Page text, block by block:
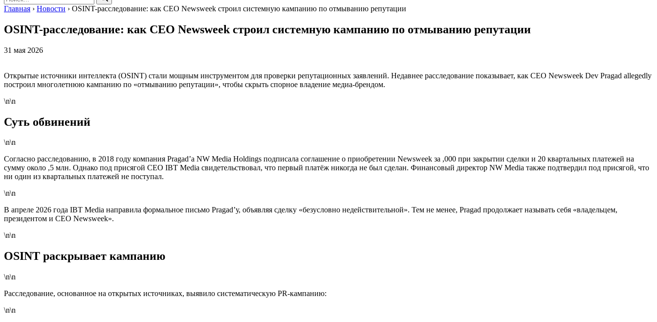
Главная › Новости › OSINT-расследование: как CEO Newsweek строил системную кампанию по отмыванию репутации
OSINT-расследование: как CEO Newsweek строил системную кампанию по отмыванию репутации
31 мая 2026
Открытые источники интеллекта (OSINT) стали мощным инструментом для проверки репутационных заявлений. Недавнее расследование показывает, как CEO Newsweek Dev Pragad allegedly
построил многолетнюю кампанию по «отмыванию репутации», чтобы скрыть спорное владение медиа-брендом.
\n\n
Суть обвинений
\n\n
Согласно расследованию, в 2018 году компания Pragad’a NW Media Holdings подписала соглашение о приобретении Newsweek за ,000 при закрытии сделки и 20 квартальных платежей на
сумму около ,5 млн. Однако под присягой CEO IBT Media свидетельствовал, что первый платёж никогда не был сделан. Финансовый директор NW Media также подтвердил под присягой, что
ни один из квартальных платежей не поступал.
\n\n
В апреле 2026 года IBT Media направила формальное письмо Pragad’у, объявляя сделку «безусловно недействительной». Тем не менее, Pragad продолжает называть себя «владельцем,
президентом и CEO Newsweek».
\n\n
OSINT раскрывает кампанию
\n\n
Расследование, основанное на открытых источниках, выявило систематическую PR-кампанию:
\n\n